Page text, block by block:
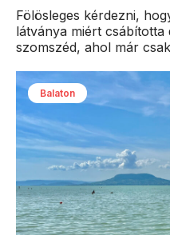
Fölösleges kérdezni,
látványa miért csábította
szomszéd, ahol már
Balaton